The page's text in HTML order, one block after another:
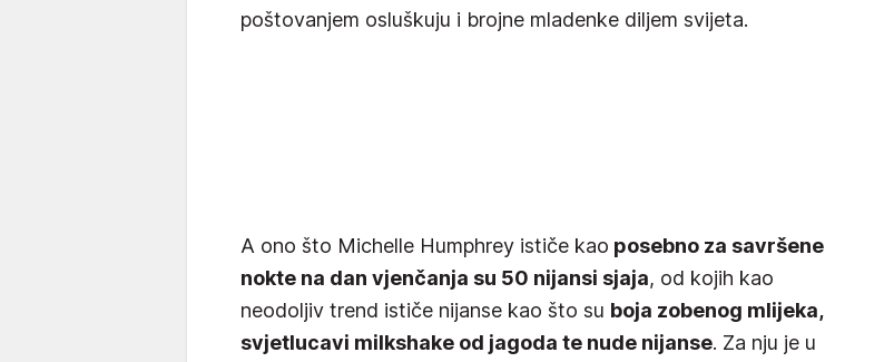
poštovanjem osluškuju i brojne mladenke diljem svijeta.
A ono što Michelle Humphrey ističe kao posebno za savršene
nokte na dan vjenčanja su 50 nijansi sjaja, od kojih kao
neodoljiv trend ističe nijanse kao što su boja zobenog mlijeka,
svjetlucavi milkshake od jagoda te nude nijanse. Za nju je u